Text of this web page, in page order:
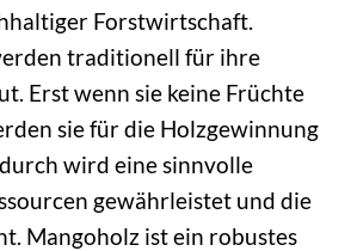
Forstwirtschaft.
traditionell für ihre
Erst wenn sie keine Früchte
sie für die Holzgewinnung
wird eine sinnvolle
gewährleistet und die
Mangoholz ist ein robustes